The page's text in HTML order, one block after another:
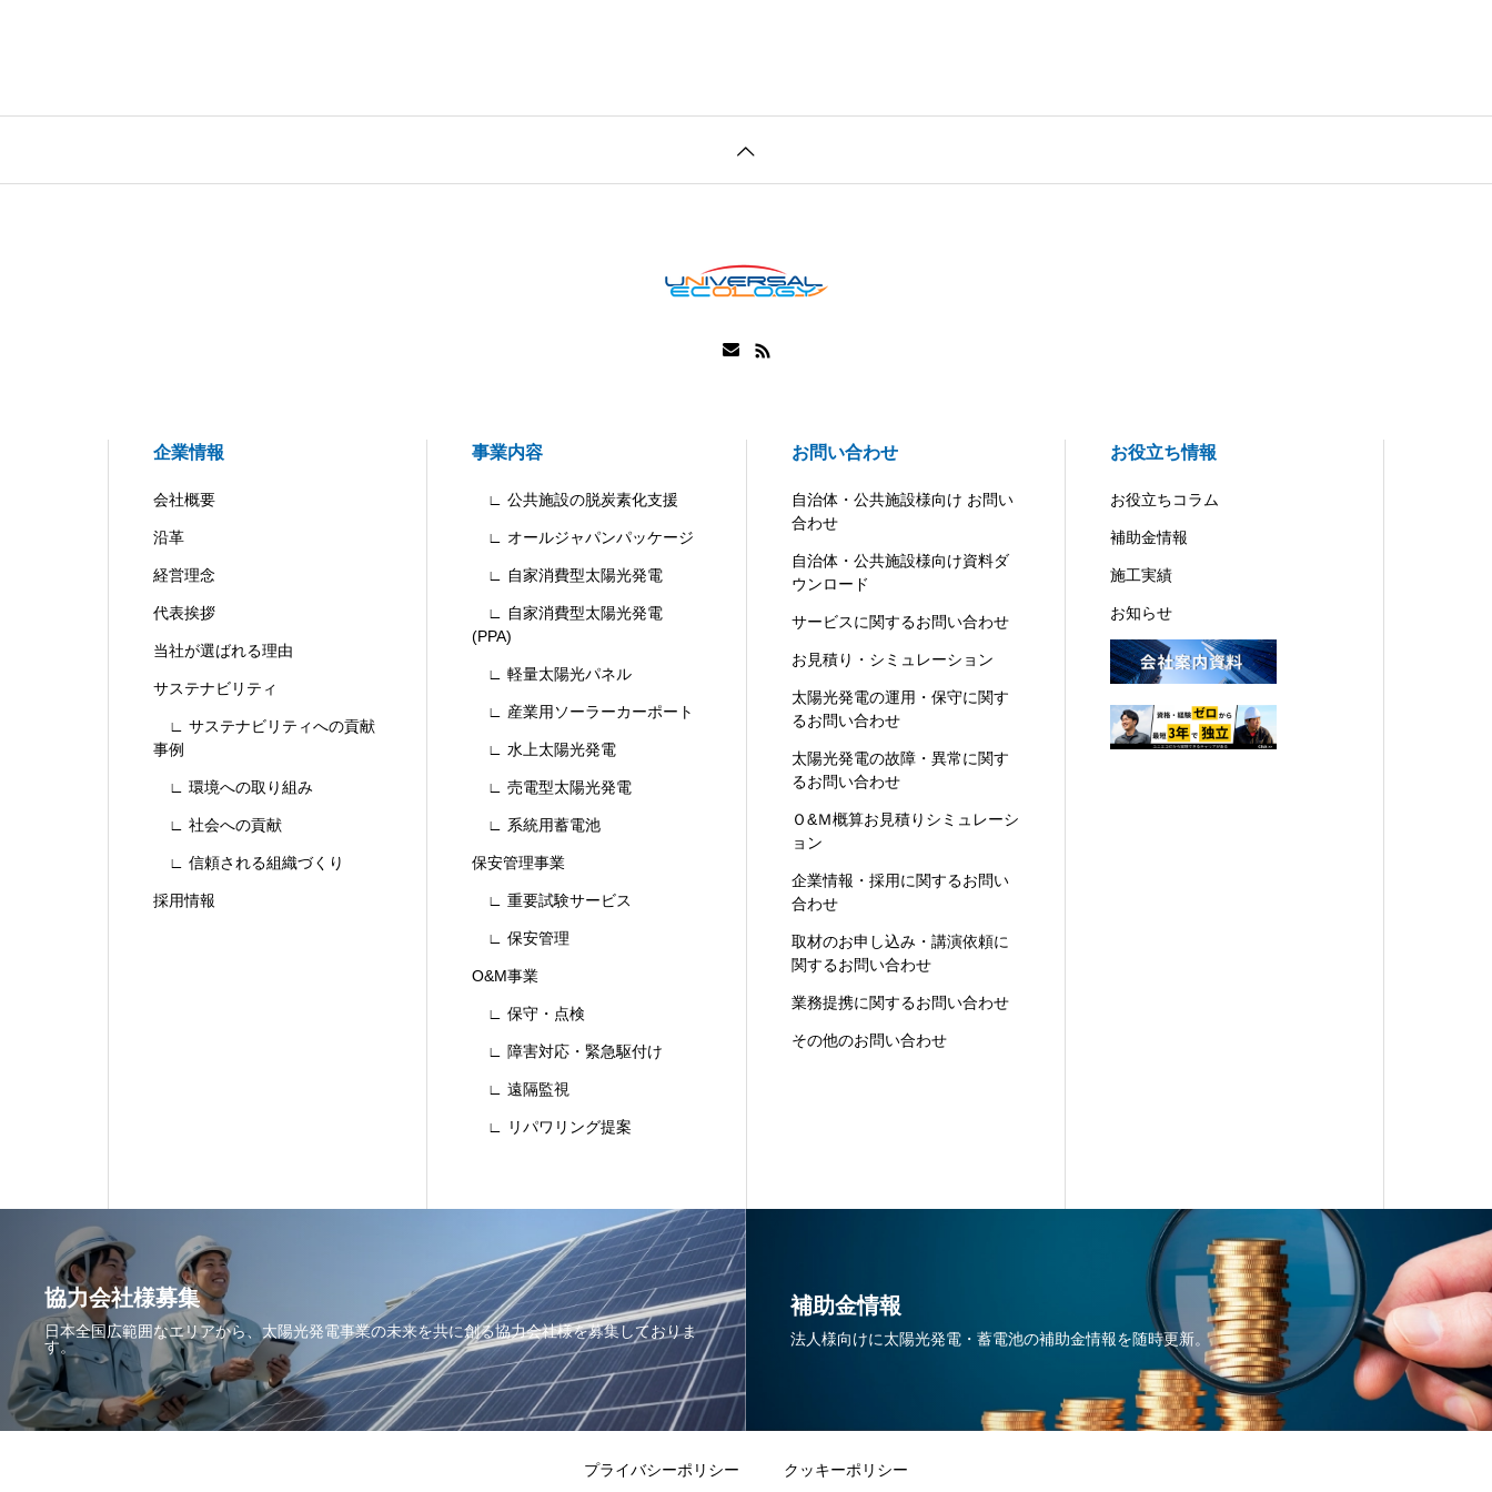
企業情報
会社概要
沿革
経営理念
代表挨拶
当社が選ばれる理由
サステナビリティ
∟ サステナビリティへの貢献
事例
∟ 環境への取り組み
∟ 社会への貢献
∟ 信頼される組織づくり
採用情報
事業内容
∟ 公共施設の脱炭素化支援
∟ オールジャパンパッケージ
∟ 自家消費型太陽光発電
∟ 自家消費型太陽光発電
(PPA)
∟ 軽量太陽光パネル
∟ 産業用ソーラーカーポート
∟ 水上太陽光発電
∟ 売電型太陽光発電
∟ 系統用蓄電池
保安管理事業
∟ 重要試験サービス
∟ 保安管理
O&M事業
∟ 保守・点検
∟ 障害対応・緊急駆付け
∟ 遠隔監視
∟ リパワリング提案
お問い合わせ
自治体・公共施設様向け お問い
合わせ
自治体・公共施設様向け資料ダ
ウンロード
サービスに関するお問い合わせ
お見積り・シミュレーション
太陽光発電の運用・保守に関す
るお問い合わせ
太陽光発電の故障・異常に関す
るお問い合わせ
Ｏ&Ｍ概算お見積りシミュレーシ
ョン
企業情報・採用に関するお問い
合わせ
取材のお申し込み・講演依頼に
関するお問い合わせ
業務提携に関するお問い合わせ
その他のお問い合わせ
お役立ち情報
お役立ちコラム
補助金情報
施工実績
お知らせ
協力会社様募集
日本全国広範囲なエリアから、太陽光発電事業の未来を共に創る協力会社様を募集しておりま
す。
補助金情報
法人様向けに太陽光発電・蓄電池の補助金情報を随時更新。
プライバシーポリシー クッキーポリシー